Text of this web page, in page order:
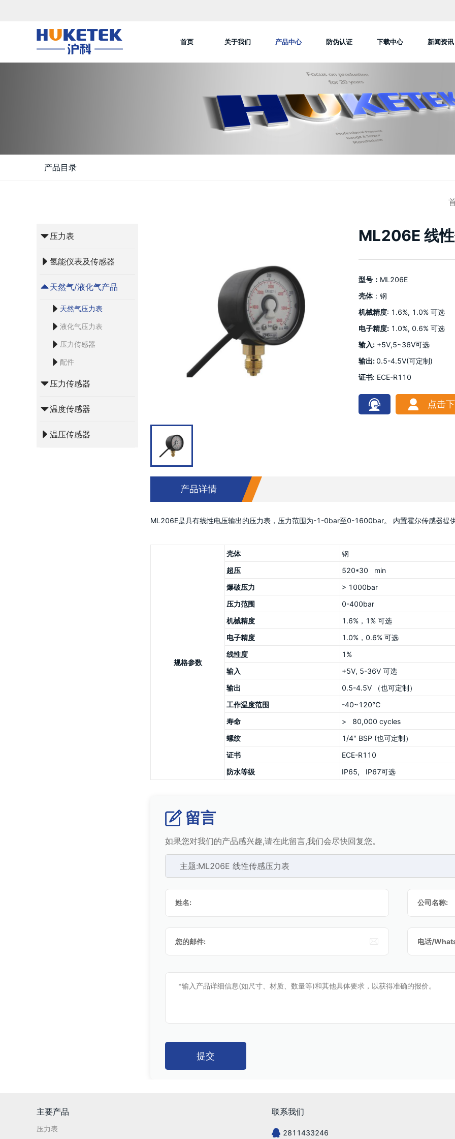
首页 关于我们 产品中心 防伪认证 下载中心 新闻资讯
产品目录
压力表
氢能仪表及传感器
天然气/液化气产品
天然气压力表
液化气压力表
压力传感器
配件
压力传感器
温度传感器
温压传感器
ML206E 线
型号： ML206E
壳体：钢
机械精度: 1.6%, 1.0% 可选
电子精度: 1.0%, 0.6% 可选
输入: +5V,5~36V可选
输出: 0.5-4.5V(可定制)
证书: ECE-R110
点击
产品详情
ML206E是具有线性电压输出的压力表，压力范围为-1-0bar至0-1600bar。 内置霍尔传感器提供
规格参数
壳体
钢
超压
520*30 min
爆破压力
> 1000bar
压力范围
0-400bar
机械精度
1.6%，1% 可选
电子精度
1.0%，0.6% 可选
线性度
1%
输入
+5V, 5-36V 可选
输出
0.5-4.5V （也可定制）
工作温度范围
-40~120℃
寿命
> 80,000 cycles
螺纹
1/4" BSP (也可定制）
证书
ECE-R110
防水等级
IP65, IP67可选
留言
如果您对我们的产品感兴趣,请在此留言,我们会尽快回复您。
主题:ML206E 线性传感压力表
姓名: 公司名称:
您的邮件: 电话/
提交
主要产品
压力表
联系我们
2811433246